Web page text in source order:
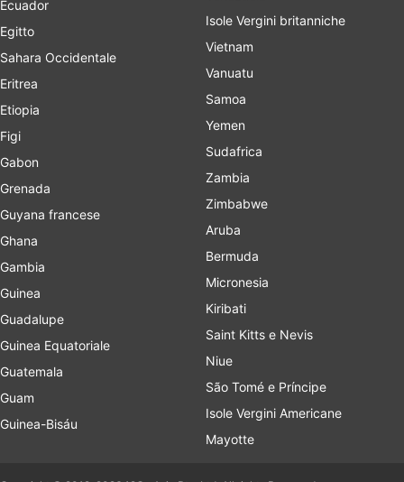
Ecuador
Egitto
Sahara Occidentale
Eritrea
Etiopia
Figi
Gabon
Grenada
Guyana francese
Ghana
Gambia
Guinea
Guadalupe
Guinea Equatoriale
Guatemala
Guam
Guinea-Bisáu
Isole Vergini britanniche
Vietnam
Vanuatu
Samoa
Yemen
Sudafrica
Zambia
Zimbabwe
Aruba
Bermuda
Micronesia
Kiribati
Saint Kitts e Nevis
Niue
São Tomé e Príncipe
Isole Vergini Americane
Mayotte